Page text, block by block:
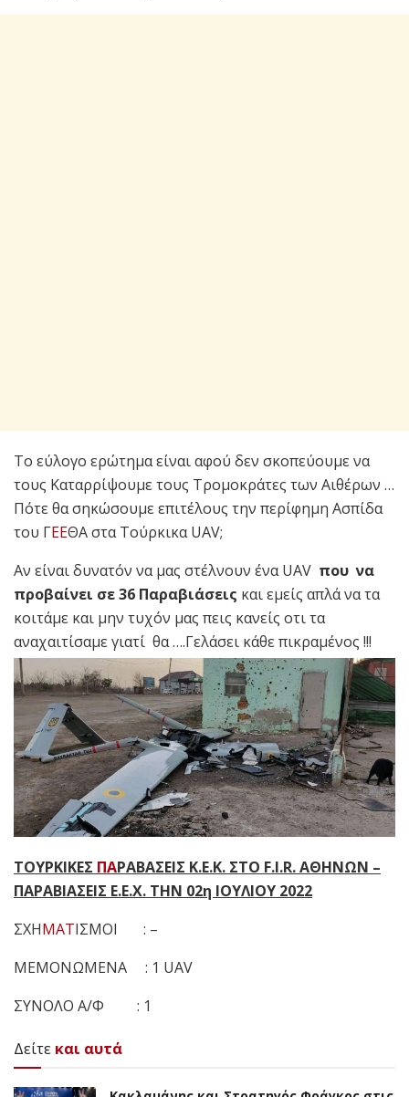
Το εύλογο ερώτημα είναι αφού δεν σκοπεύουμε να
τους Καταρρίψουμε τους Τρομοκράτες των Αιθέρων …
Πότε θα σηκώσουμε επιτέλους την περίφημη Ασπίδα
του ΓΕΕΘΑ στα Τούρκικα UAV;
Αν είναι δυνατόν να μας στέλνουν ένα UAV που να
προβαίνει σε 36 Παραβιάσεις και εμείς απλά να τα
κοιτάμε και μην τυχόν μας πεις κανείς οτι τα
αναχαιτίσαμε γιατί θα ….Γελάσει κάθε πικραμένος !!!
ΤΟΥΡΚΙΚΕΣ ΠΑΡΑΒΑΣΕΙΣ Κ.Ε.Κ. ΣΤΟ F.I.R. ΑΘΗΝΩΝ –
ΠΑΡΑΒΙΑΣΕΙΣ Ε.Ε.Χ. ΤΗΝ 02η ΙΟΥΛΙΟΥ 2022
ΣΧΗΜΑΤΙΣΜΟΙ : –
ΜΕΜΟΝΩΜΕΝΑ : 1 UAV
ΣΥΝΟΛΟ Α/Φ : 1
Δείτε και αυτά